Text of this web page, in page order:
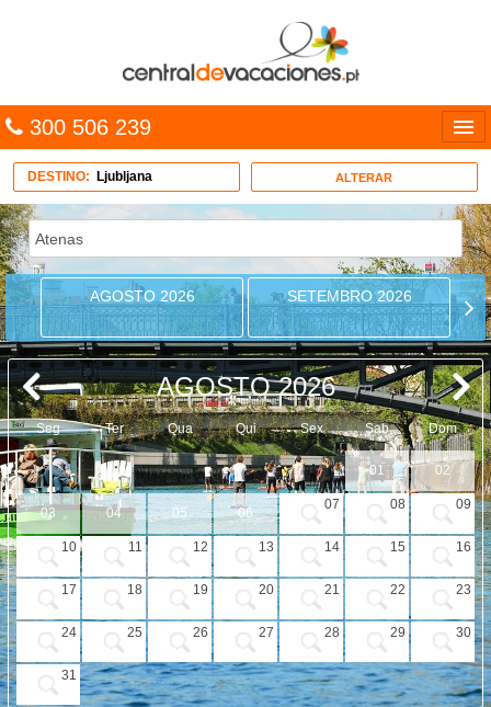
300 506 239
Entrar
TRIP PLANNER
PACOTES
MULTIDESTINO
CARAÍBAS
CRUZEIROS
PROMOÇÕES
HOTÉIS
VOO + HOTEL
EXCURSÕES
CIRCUITOS
DESTINO: Ljubljana ALTERAR
AGOSTO 2026 SETEMBRO 2026
AGOSTO 2026
Seg Ter Qua Qui Sex Sab Dom
01 02
03 04 05 06
07 08 09
10 11 12 13 14 15 16
17 18 19 20 21 22 23
24 25 26 27 28 29 30
31